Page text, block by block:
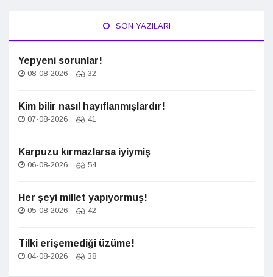
SON YAZILARI
Yepyeni sorunlar!
08-08-2026 32
Kim bilir nasıl hayıflanmışlardır!
07-08-2026 41
Karpuzu kırmazlarsa iyiymiş
06-08-2026 54
Her şeyi millet yapıyormuş!
05-08-2026 42
Tilki erişemediği üzüme!
04-08-2026 38